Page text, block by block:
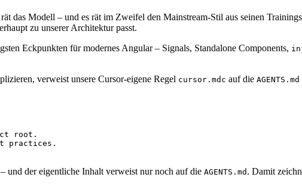
Modell – und es rät im Zweifel den Mainstream-Stil aus seinen
zu unserer Architektur passt.
Eckpunkten für modernes Angular – Signals, Standalone Components,
verweist unsere Cursor-eigene Regel cursor.mdc auf die AGENTS.md
root.
practices.
und der eigentliche Inhalt verweist nur noch auf die AGENTS.md . Damit